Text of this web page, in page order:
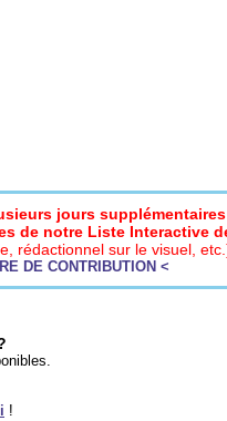
jours
de notre Liste Interactive
rédactionnel sur le visuel,
DE CONTRIBUTION <
!